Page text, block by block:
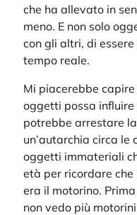
che ha allevato in
meno. E non solo
con gli altri, di
tempo reale.
Mi piacerebbe
oggetti possa influire
potrebbe arrestare
un’autarchia circa
oggetti immateriali
età per ricordare
era il motorino.
non vedo più